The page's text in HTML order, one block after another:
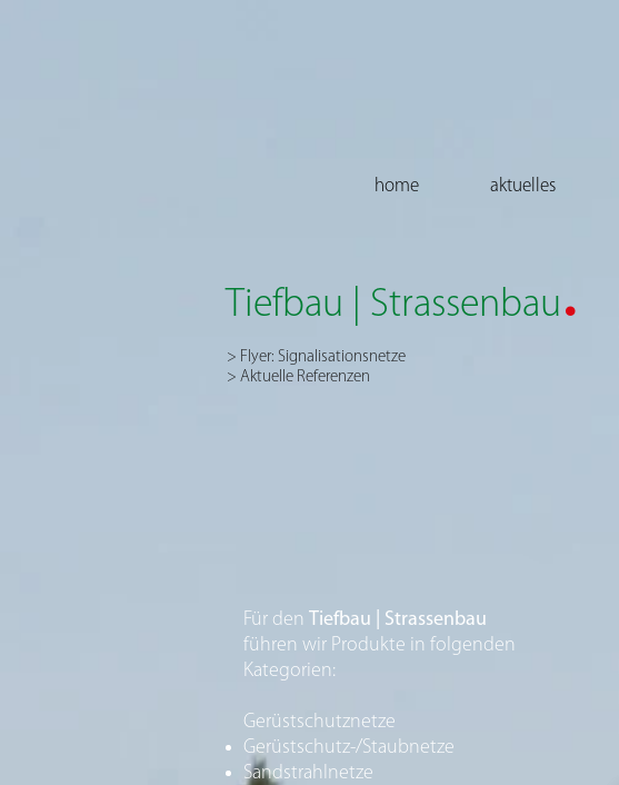
home aktuelles
Tiefbau | Strassenbau.
> Flyer: Signalisationsnetze
> Aktuelle Referenzen
Für den Tiefbau | Strassenbau
führen wir Produkte in folgenden
Kategorien:
Gerüstschutznetze
Gerüstschutz-/Staubnetze
Sandstrahlnetze